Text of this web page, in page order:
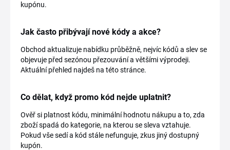
kupónu.
Jak často přibývají nové kódy a akce?
Obchod aktualizuje nabídku průběžně, nejvíc kódů a slev se
objevuje před sezónou přezouvání a většími výprodeji.
Aktuální přehled najdeš na této stránce.
Co dělat, když promo kód nejde uplatnit?
Ověř si platnost kódu, minimální hodnotu nákupu a to, zda
zboží spadá do kategorie, na kterou se sleva vztahuje.
Pokud vše sedí a kód stále nefunguje, zkus jiný dostupný
kupón.